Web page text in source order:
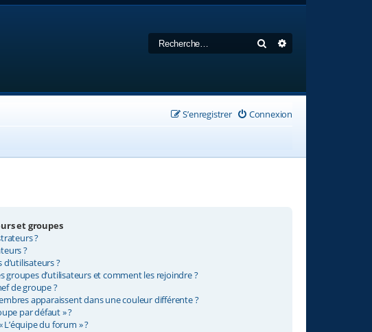
Rechercher
Connexion
S’enregistrer
et groupes
?
?
?
groupes d’utilisateurs et comment les rejoindre ?
de groupe ?
apparaissent dans une couleur différente ?
par défaut » ?
L’équipe du forum » ?